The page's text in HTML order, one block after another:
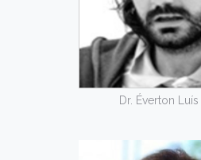
Dr. Éverton Luís